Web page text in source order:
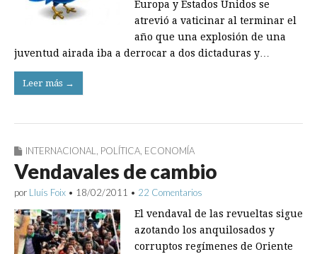
Europa y Estados Unidos se
atrevió a vaticinar al terminar el
año que una explosión de una
juventud airada iba a derrocar a dos dictaduras y…
Leer más →
INTERNACIONAL POLÍTICA ECONOMÍA
Vendavales de cambio
por Lluís Foix • 18/02/2011 • 22 Comentarios
El vendaval de las revueltas sigue
azotando los anquilosados y
corruptos regímenes de Oriente